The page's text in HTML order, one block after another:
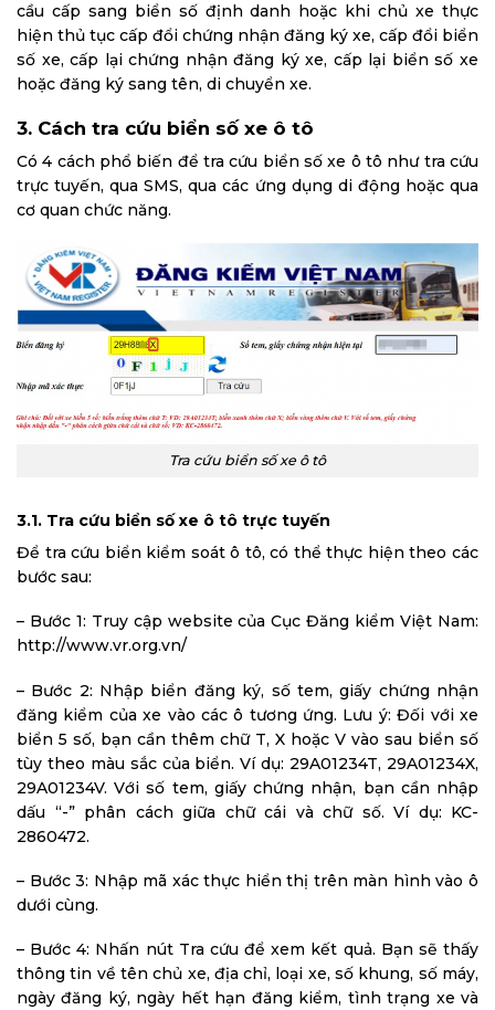
cầu cấp sang biển số định danh hoặc khi chủ xe thực
hiện thủ tục cấp đổi chứng nhận đăng ký xe, cấp đổi biển
số xe, cấp lại chứng nhận đăng ký xe, cấp lại biển số xe
hoặc đăng ký sang tên, di chuyển xe.
3. Cách tra cứu biển số xe ô tô
Có 4 cách phổ biến để tra cứu biển số xe ô tô như tra cứu
trực tuyến, qua SMS, qua các ứng dụng di động hoặc qua
cơ quan chức năng.
Tra cứu biển số xe ô tô
3.1. Tra cứu biển số xe ô tô trực tuyến
Để tra cứu biển kiểm soát ô tô, có thể thực hiện theo các
bước sau:
– Bước 1: Truy cập website của Cục Đăng kiểm Việt Nam:
http://www.vr.org.vn/
– Bước 2: Nhập biển đăng ký, số tem, giấy chứng nhận
đăng kiểm của xe vào các ô tương ứng. Lưu ý: Đối với xe
biển 5 số, bạn cần thêm chữ T, X hoặc V vào sau biển số
tùy theo màu sắc của biển. Ví dụ: 29A01234T, 29A01234X,
29A01234V. Với số tem, giấy chứng nhận, bạn cần nhập
dấu “-” phân cách giữa chữ cái và chữ số. Ví dụ: KC-
2860472.
– Bước 3: Nhập mã xác thực hiển thị trên màn hình vào ô
dưới cùng.
– Bước 4: Nhấn nút Tra cứu để xem kết quả. Bạn sẽ thấy
thông tin về tên chủ xe, địa chỉ, loại xe, số khung, số máy,
ngày đăng ký, ngày hết hạn đăng kiểm, tình trạng xe và